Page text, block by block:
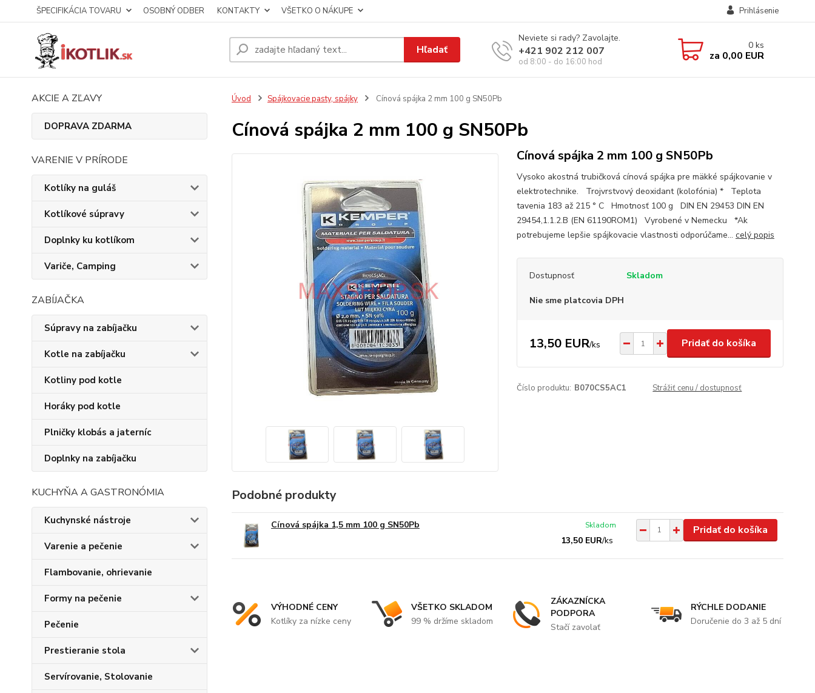
ŠPECIFIKÁCIA TOVARU OSOBNÝ ODBER KONTAKTY VŠETKO O NÁKUPE Prihlásenie
Hľadať
Neviete si rady? Zavolajte.
+421 902 212 007
od 8:00 - do 16:00 hod
0 ks
za 0,00 EUR
AKCIE A ZĽAVY
DOPRAVA ZDARMA
VARENIE V PRÍRODE
Kotlíky na guláš
Kotlíkové súpravy
Doplnky ku kotlíkom
Variče, Camping
ZABÍJAČKA
Súpravy na zabíjačku
Kotle na zabíjačku
Kotliny pod kotle
Horáky pod kotle
Plničky klobás a jaterníc
Doplnky na zabíjačku
KUCHYŇA A GASTRONÓMIA
Kuchynské nástroje
Varenie a pečenie
Flambovanie, ohrievanie
Formy na pečenie
Pečenie
Prestieranie stola
Servírovanie, Stolovanie
Úvod Spájkovacie pasty, spájky Cínová spájka 2 mm 100 g SN50Pb
Cínová spájka 2 mm 100 g SN50Pb
Cínová spájka 2 mm 100 g SN50Pb
Vysoko akostná trubičková cínová spájka pre mäkké spájkovanie v
elektrotechnike. Trojvrstvový deoxidant (kolofónia) * Teplota
tavenia 183 až 215 ° C Hmotnosť 100 g DIN EN 29453 DIN EN
29454,1.1.2.B (EN 61190ROM1) Vyrobené v Nemecku *Ak
potrebujeme lepšie spájkovacie vlastnosti odporúčame... celý popis
Dostupnosť Skladom
Nie sme platcovia DPH
13,50 EUR/ks Pridať do košíka
Číslo produktu: B070CS5AC1 Strážiť cenu / dostupnosť
Podobné produkty
Cínová spájka 1,5 mm 100 g SN50Pb
13,50 EUR/ks
Skladom Pridať do košíka
VÝHODNÉ CENY
Kotlíky za nízke ceny
VŠETKO SKLADOM
99 % držíme skladom
ZÁKAZNÍCKA
PODPORA
Stačí zavolať
RÝCHLE DODANIE
Doručenie do 3 až 5 dní